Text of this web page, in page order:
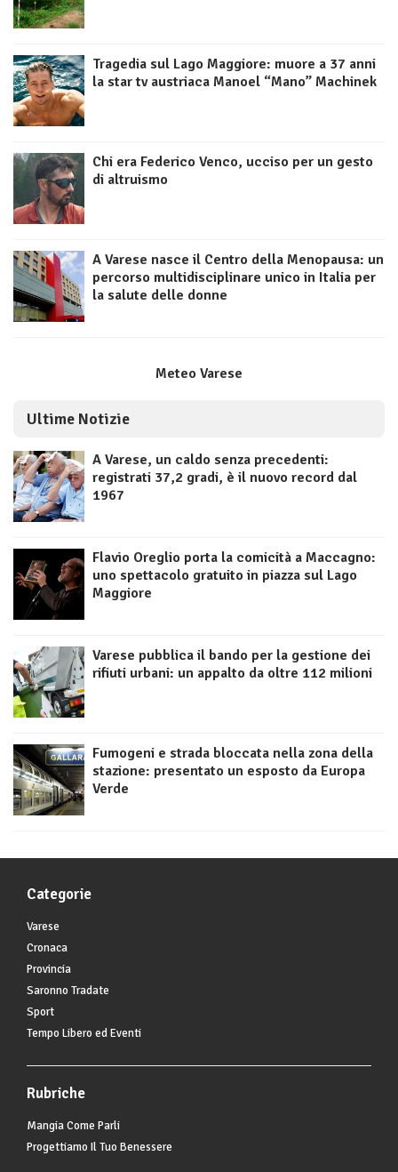
Tragedia sul Lago Maggiore: muore a 37 anni
la star tv austriaca Manoel “Mano” Machinek
Chi era Federico Venco, ucciso per un gesto
di altruismo
A Varese nasce il Centro della Menopausa: un
percorso multidisciplinare unico in Italia per
la salute delle donne
Meteo Varese
Ultime Notizie
A Varese, un caldo senza precedenti:
registrati 37,2 gradi, è il nuovo record dal
1967
Flavio Oreglio porta la comicità a Maccagno:
uno spettacolo gratuito in piazza sul Lago
Maggiore
Varese pubblica il bando per la gestione dei
rifiuti urbani: un appalto da oltre 112 milioni
Fumogeni e strada bloccata nella zona della
stazione: presentato un esposto da Europa
Verde
Categorie
Varese
Cronaca
Provincia
Saronno Tradate
Sport
Tempo Libero ed Eventi
Rubriche
Mangia Come Parli
Progettiamo Il Tuo Benessere